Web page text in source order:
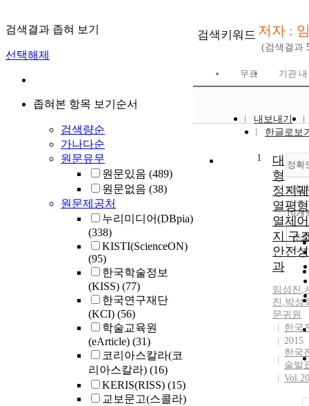
검색결과 좁혀 보기
선택해제
좁혀본 항목 보기순서
검색량순
가나다순
원문유무
원문있음 (489)
원문없음 (38)
원문제공처
누리미디어(DBpia)
(338)
KISTI(ScienceON)
(95)
한국학술정보
(KISS) (77)
한국연구재단
(KCI) (56)
학술교육원
(eArticle) (31)
코리아스칼라(코
리아스칼라) (16)
KERIS(RISS) (15)
교보문고(스콜라)
검색키워드 저자 :
(검색결과
무료 기관
내보내기
한글로보
정확
내림
10개
조
1
대
형
정지
열평
열제
지 구
안전
과
임성진 ,
진 ,박성
문귀원
한국
2015
한국
술발